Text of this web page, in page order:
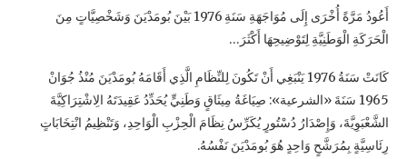
أَعُودُ مَرَّةً أُخْرَى إِلَى مُوَاجَهَةِ سَنَةِ 1976 بَيْنَ بُومَدْيَنَ وَشَخْصِيَّاتٍ مِنَ
الْحَرَكَةِ الْوَطَنِيَّةِ لِتَوْضِيحِهَا أَكْثَرَ…
كَانَتْ سَنَةُ 1976 يَنْبَغِي أَنْ تَكُونَ لِلنِّظَامِ الَّذِي أَقَامَهُ بُومَدْيَنَ مُنْذُ جُوَانْ
1965 سَنَةَ «الشرعية»: صِيَاغَةُ مِيثَاقٍ وَطَنِيٍّ يُحَدِّدُ عَقِيدَتَهُ الِاشْتِرَاكِيَّةَ
الشَّعْبَوِيَّةَ، وَإِصْدَارُ دُسْتُورٍ يُكَرِّسُ نِظَامَ الْحِزْبِ الْوَاحِدِ، وَتَنْظِيمُ انْتِخَابَاتٍ
رِئَاسِيَّةٍ بِمُرَشَّحٍ وَاحِدٍ هُوَ بُومَدْيَنَ نَفْسُهُ.